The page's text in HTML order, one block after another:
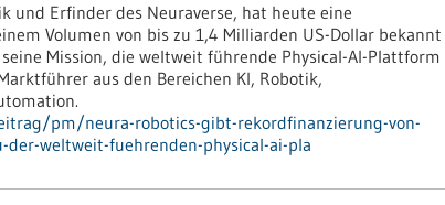
und Erfinder des Neuraverse, hat heute eine
Volumen von bis zu 1,4 Milliarden US-Dollar bekannt
Mission, die weltweit führende Physical-AI-Plattform
aus den Bereichen KI, Robotik,
pm/neura-robotics-gibt-rekordfinanzierung-von-
weltweit-fuehrenden-physical-ai-pla